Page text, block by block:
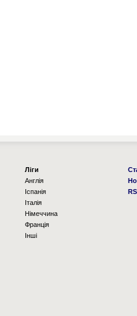
Ліги
Англія
Іспанія
Італія
Німеччина
Франція
Інші